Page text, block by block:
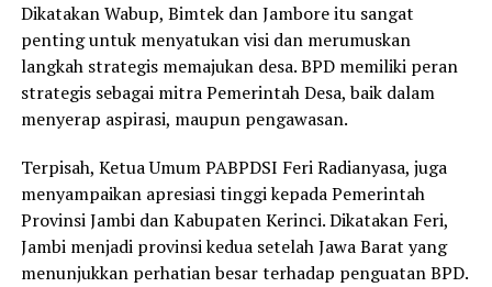
Dikatakan Wabup, Bimtek dan Jambore itu sangat
penting untuk menyatukan visi dan merumuskan
langkah strategis memajukan desa. BPD memiliki peran
strategis sebagai mitra Pemerintah Desa, baik dalam
menyerap aspirasi, maupun pengawasan.
Terpisah, Ketua Umum PABPDSI Feri Radianyasa, juga
menyampaikan apresiasi tinggi kepada Pemerintah
Provinsi Jambi dan Kabupaten Kerinci. Dikatakan Feri,
Jambi menjadi provinsi kedua setelah Jawa Barat yang
menunjukkan perhatian besar terhadap penguatan BPD.